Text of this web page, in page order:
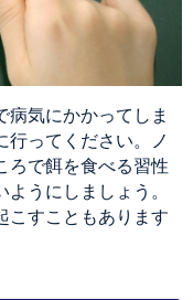
病気にかかってしま
行ってください。ノ
ろで餌を食べる習性
うにしましょう。
こすこともあります